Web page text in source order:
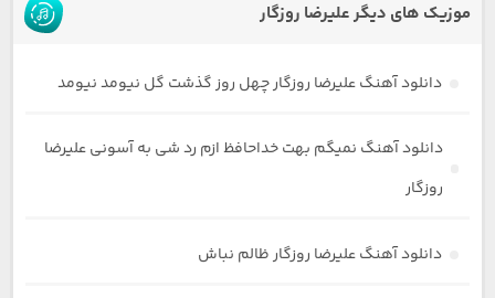
موزیک های دیگر علیرضا روزگار
دانلود آهنگ علیرضا روزگار چهل روز گذشت گل نیومد نیومد
دانلود آهنگ نمیگم بهت خداحافظ ازم رد شی به آسونی علیرضا
روزگار
دانلود آهنگ علیرضا روزگار ظالم نباش